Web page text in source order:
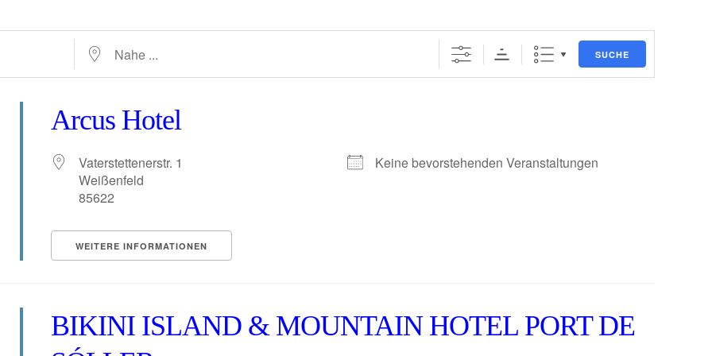
Nahe ... SUCHE
Arcus Hotel
Vaterstettenerstr. 1
Weißenfeld
85622
Keine bevorstehenden Veranstaltungen
WEITERE INFORMATIONEN
BIKINI ISLAND & MOUNTAIN HOTEL PORT DE